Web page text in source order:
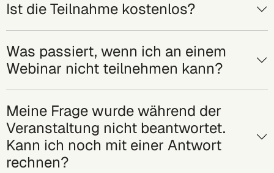
Ist die Teilnahme kostenlos?
Was passiert, wenn ich an einem
Webinar nicht teilnehmen kann?
Meine Frage wurde während der
Veranstaltung nicht beantwortet.
Kann ich noch mit einer Antwort
rechnen?